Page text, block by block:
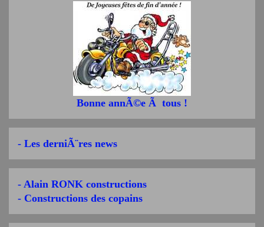
Bonne annÃ©e Ã tous !
- Les derniÃ¨res news
- Alain RONK constructions
- Constructions des copains